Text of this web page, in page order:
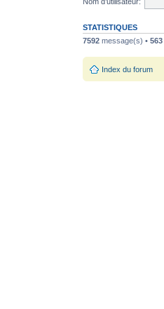
STATISTIQUES
7592 message(s) • 563
Index du forum